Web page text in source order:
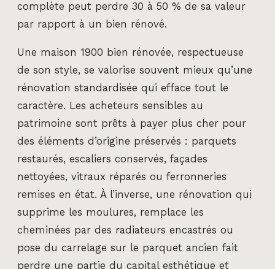
complète peut perdre 30 à 50 % de sa valeur
par rapport à un bien rénové.
Une maison 1900 bien rénovée, respectueuse
de son style, se valorise souvent mieux qu’une
rénovation standardisée qui efface tout le
caractère. Les acheteurs sensibles au
patrimoine sont prêts à payer plus cher pour
des éléments d’origine préservés : parquets
restaurés, escaliers conservés, façades
nettoyées, vitraux réparés ou ferronneries
remises en état. À l’inverse, une rénovation qui
supprime les moulures, remplace les
cheminées par des radiateurs encastrés ou
pose du carrelage sur le parquet ancien fait
perdre une partie du capital esthétique et